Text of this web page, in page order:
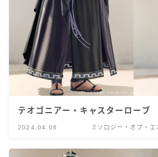
テオゴニアー・キャスターローブ
2024.04.06 ミソロジー・オブ・